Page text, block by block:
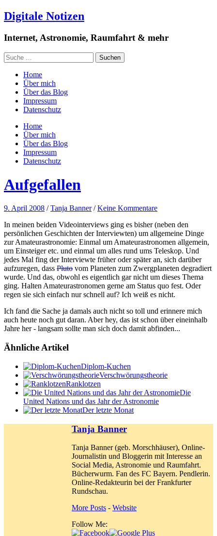
Digitale Notizen
Internet, Astronomie, Raumfahrt & mehr
Home
Über mich
Über das Blog
Impressum
Datenschutz
Home
Über mich
Über das Blog
Impressum
Datenschutz
Aufgefallen
9. April 2008 /Tanja Banner /Keine Kommentare
In meinen beiden Videointerviews ging es bisher (neben den
persönlichen Geschichten der Interviewten) um allgemeine Dinge
zur Amateurastronomie: Einmal um Amateurastronomen allgemein,
um Einsteiger etc. und einmal um alles rund ums Teleskop. Und
jedes Mal fing der Interviewte früher oder später an, sich darüber
aufzuregen, dass Pluto vom Planeten zum Zwergplaneten degradiert
wurde. Und das, obwohl es eigentlich gar nicht um dieses Thema
ging. Halten Amateurastronomen gerne am Status quo fest. Oder
regen sie sich einfach nur schnell auf? Ich weiß es nicht.
Ich fand die Sache ja damals auch nicht so toll und erinnere mich
auch heute noch gut daran. Aber hey, das ist schon über eineinhalb
Jahre her - langsam sollte man sich doch damit abfinden...
Ähnliche Artikel
Diplom-Kuchen
Verschwörungstheorie
Ranklotzen
Die
United Nations und das Jahr der Astronomie
Der letzte Monat
Tanja Banner
Tanja Banner (geb. Morschhäuser), Online-
Journalistin und Bloggerin mit Interesse an
Social Media, Astronomie und Raumfahrt.
Bücherwurm. Fan des FC Bayern. Pendlerin.
Online-Redakteurin bei der Frankfurter
Rundschau.
More Posts - Website
Follow Me: